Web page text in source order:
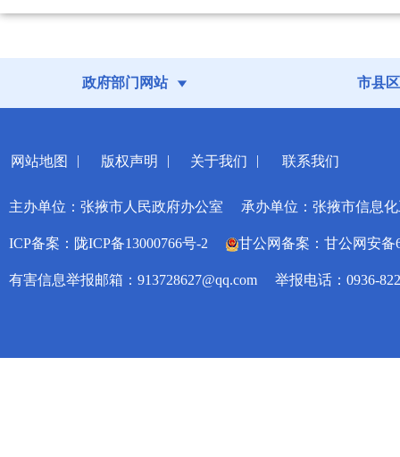
政府部门网站 市县
网站地图 | 版权声明 | 关于我们 | 联系我们
主办单位：张掖市人民政府办公室 承办单位：张掖市信息
ICP备案：陇ICP备13000766号-2 甘公网备案：甘公网安备
有害信息举报邮箱：913728627@qq.com 举报电话：0936-